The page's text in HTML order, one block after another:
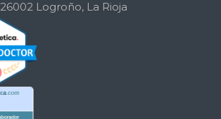
26002 Logroño, La Rioja